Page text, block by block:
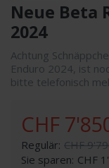
Neue Beta
2024
Achtung
Enduro 2024, ist
bitte telefonisch
CHF
Regulär: CHF
Sie sparen: CHF